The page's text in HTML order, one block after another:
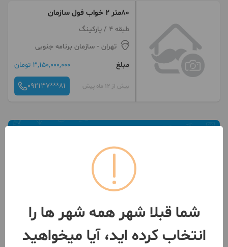
۸۰متر ۲ خواب فول سازمان
طبقه 4 / پارکینگ
تهران - سازمان برنامه جنوبی
مبلغ
3,150,000,000 تومان
بیش از 12 ماه پیش 092137***81
شما قبلا شهر همه شهر ها را
انتخاب کرده اید، آیا میخواهید